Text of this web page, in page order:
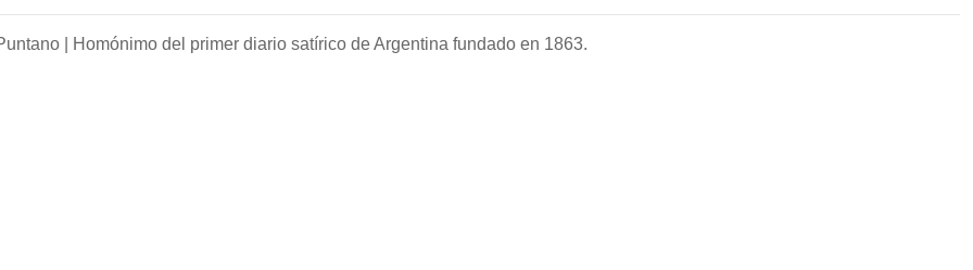
| Homónimo del primer diario satírico de Argentina fundado en 1863.